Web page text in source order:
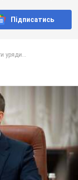
Підписатись
уряди...